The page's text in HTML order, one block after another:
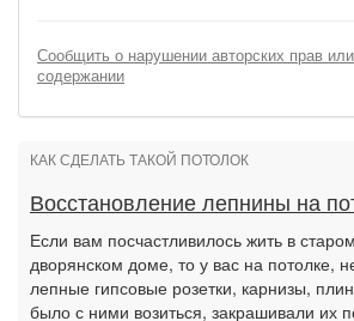
Сообщить о нарушении авторских прав
содержании
КАК СДЕЛАТЬ ТАКОЙ ПОТОЛОК
Восстановление лепнины на
Если вам посчастливилось жить в
дворянском доме, то у вас на потолке,
лепные гипсовые розетки, карнизы,
было с ними возиться, закрашивали их